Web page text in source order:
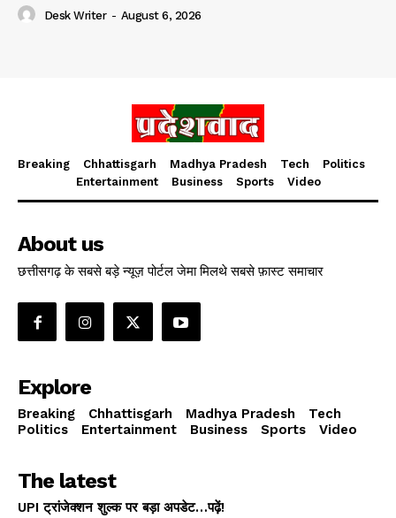
Desk Writer - August 6, 2026
Breaking Chhattisgarh Madhya Pradesh Tech
Politics
Entertainment
Business Sports Video
About us
छत्तीसगढ़ के सबसे बड़े न्यूज़ पोर्टल जेमा मिलथे सबसे फ़ास्ट समाचार
Explore
Breaking Chhattisgarh Madhya Pradesh
Tech
Politics
Entertainment Business Sports Video
The latest
UPI ट्रांजेक्शन शुल्क पर बड़ा अपडेट…पढ़ें!